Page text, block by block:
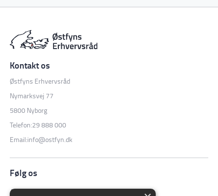
Østfyns Erhvervsråd
Nymarksvej 77
5800 Nyborg
Telefon:29 888 000
Email:info@ostfyn.dk
Følg os